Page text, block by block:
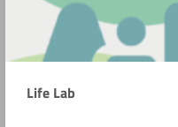
Life Lab